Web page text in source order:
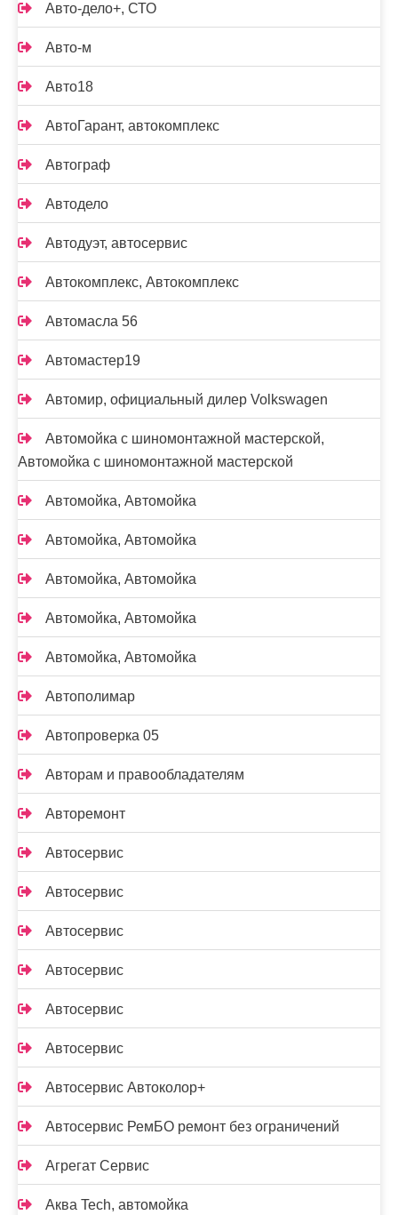
Авто-дело+, СТО
Авто-м
Авто18
АвтоГарант, автокомплекс
Автограф
Автодело
Автодуэт, автосервис
Автокомплекс, Автокомплекс
Автомасла 56
Автомастер19
Автомир, официальный дилер Volkswagen
Автомойка с шиномонтажной мастерской,
Автомойка с шиномонтажной мастерской
Автомойка, Автомойка
Автомойка, Автомойка
Автомойка, Автомойка
Автомойка, Автомойка
Автомойка, Автомойка
Автополимар
Автопроверка 05
Авторам и правообладателям
Авторемонт
Автосервис
Автосервис
Автосервис
Автосервис
Автосервис
Автосервис
Автосервис Автоколор+
Автосервис РемБО ремонт без ограничений
Агрегат Сервис
Аква Tech, автомойка